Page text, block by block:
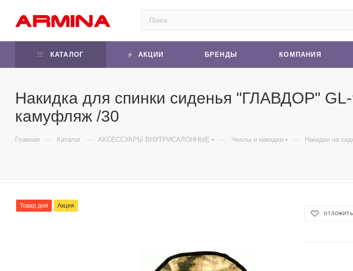
КАТАЛОГ АКЦИИ БРЕНДЫ КОМПАНИЯ
Накидка для спинки сиденья "ГЛАВДОР"
камуфляж /30
Главная — Каталог — АКСЕССУАРЫ ВНУТРИСАЛОННЫЕ — Чехлы и накидки — Накидки на
Товар дня Акция
ОТЛОЖИТЬ